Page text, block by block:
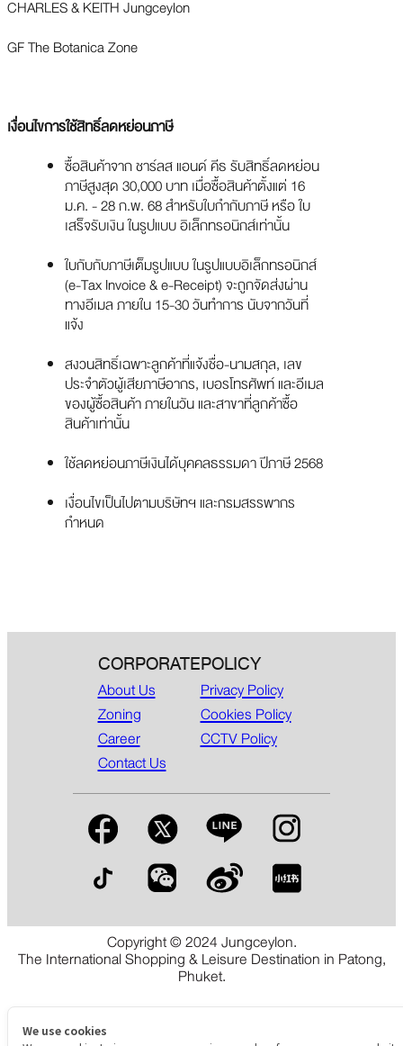
CHARLES & KEITH Jungceylon
GF The Botanica Zone
เงื่อนไขการใช้สิทธิ์ลดหย่อนภาษี
ซื้อสินค้าจาก ชาร์ลส แอนด์ คีธ รับสิทธิ์ลดหย่อน
ภาษีสูงสุด 30,000 บาท เมื่อซื้อสินค้าตั้งแต่ 16
ม.ค. - 28 ก.พ. 68 สำหรับใบกำกับภาษี หรือ ใบ
เสร็จรับเงิน ในรูปแบบ อิเล็กทรอนิกส์เท่านั้น
ใบกับกับภาษีเต็มรูปแบบ ในรูปแบบอิเล็กทรอนิกส์
(e-Tax Invoice & e-Receipt) จะถูกจัดส่งผ่าน
ทางอีเมล ภายใน 15-30 วันทำการ นับจากวันที่
แจ้ง
สงวนสิทธิ์เฉพาะลูกค้าที่แจ้งชื่อ-นามสกุล, เลข
ประจำตัวผู้เสียภาษีอากร, เบอรโทรศัพท์ และอีเมล
ของผู้ซื้อสินค้า ภายในวัน และสาขาที่ลูกค้าซื้อ
สินค้าเท่านั้น
ใช้ลดหย่อนภาษีเงินได้บุคคลธรรมดา ปีภาษี 2568
เงื่อนไขเป็นไปตามบริษัทฯ และกรมสรรพากร
กำหนด
CORPORATE
About Us
Zoning
Career
Contact Us
POLICY
Privacy Policy
Cookies Policy
CCTV Policy
Copyright © 2024 Jungceylon.
The International Shopping & Leisure Destination in Patong,
Phuket.
We use cookies